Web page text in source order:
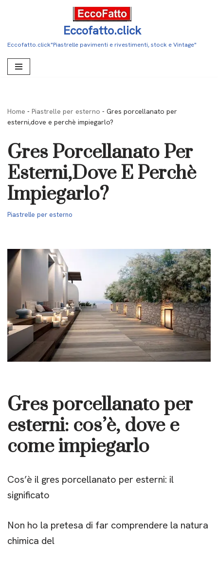
contenuto
Eccofatto.click
Eccofatto.click"Piastrelle pavimenti e rivestimenti, stock e Vintage"
Home - Piastrelle per esterno - Gres porcellanato per
esterni,dove e perchè impiegarlo?
Gres Porcellanato Per
Esterni,dove E Perchè
Impiegarlo?
Piastrelle per esterno
Gres porcellanato per
esterni: cos’è, dove e
come impiegarlo
Cos’è il gres porcellanato per esterni: il
significato
Non ho la pretesa di far comprendere la natura
chimica del